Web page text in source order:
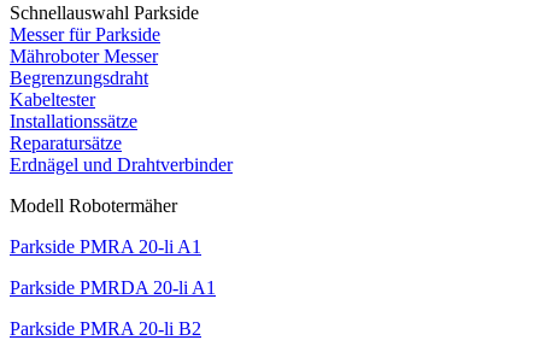
Schnellauswahl Parkside
Messer für Parkside
Mähroboter Messer
Begrenzungsdraht
Kabeltester
Installationssätze
Reparatursätze
Erdnägel und Drahtverbinder
Modell Robotermäher
Parkside PMRA 20-li A1
Parkside PMRDA 20-li A1
Parkside PMRA 20-li B2